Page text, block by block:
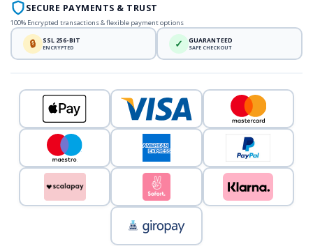
SECURE PAYMENTS & TRUST
100% Encrypted transactions & flexible payment options
🔒 SSL 256-BIT
ENCRYPTED ✓ GUARANTEED
SAFE CHECKOUT